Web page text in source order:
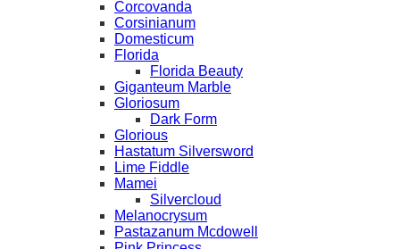
Corcovanda
Corsinianum
Domesticum
Florida
Florida Beauty
Giganteum Marble
Gloriosum
Dark Form
Glorious
Hastatum Silversword
Lime Fiddle
Mamei
Silvercloud
Melanocrysum
Pastazanum Mcdowell